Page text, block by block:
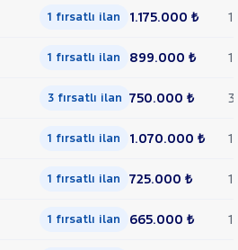
1 fırsatlı ilan 1.175.000 ₺ 1
1 fırsatlı ilan 899.000 ₺ 1
3 fırsatlı ilan 750.000 ₺ 3
1 fırsatlı ilan 1.070.000 ₺ 1
1 fırsatlı ilan 725.000 ₺ 1
1 fırsatlı ilan 665.000 ₺ 1